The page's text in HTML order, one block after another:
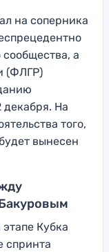
на соперника
а
(ФЛГР)
декабря. На
того,
вынесен
Кубка
спринта